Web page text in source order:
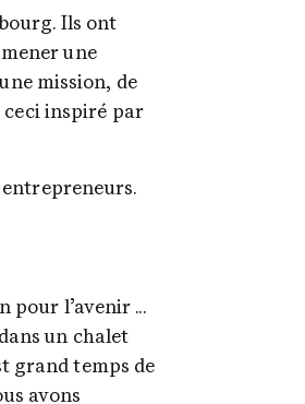
Ils ont
une
mission, de
ceci inspiré par
pour l’avenir ...
un chalet
grand temps de
avons